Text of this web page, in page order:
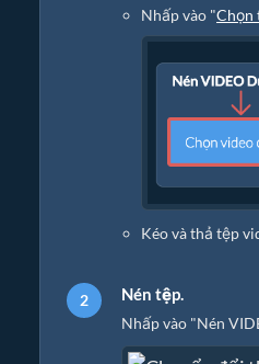
Nhấp vào "Chọn
Kéo và thả tệp
Nén tệp.
Nhấp vào "Nén